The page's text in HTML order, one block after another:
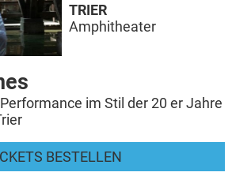
im Stil der 20 er Jahre
BESTELLEN
TRIER
Amphitheater